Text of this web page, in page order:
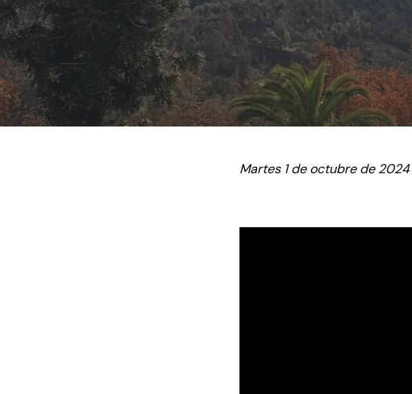
Martes 1 de octubre de 2024